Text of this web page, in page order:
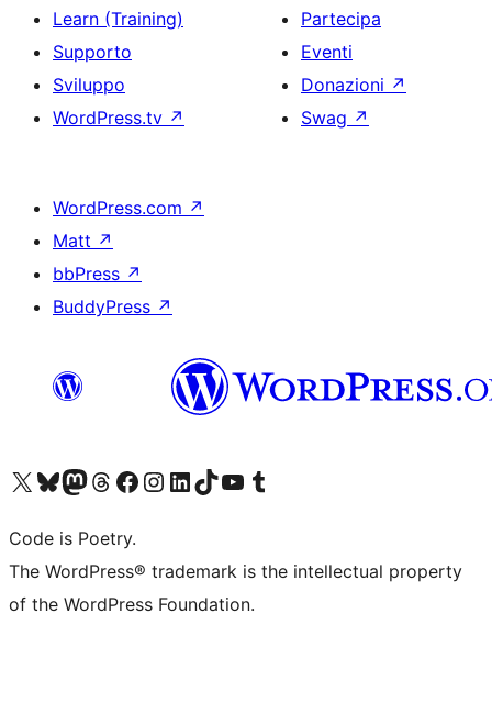
Learn (Training)
Supporto
Sviluppo
WordPress.tv ↗
Partecipa
Eventi
Donazioni ↗
Swag ↗
WordPress.com ↗
Matt ↗
bbPress ↗
BuddyPress ↗
Visita il nostro account X (ex Twitter)
Visita il nostro account Bluesky
Visita il nostro account Mastodon
Visita il nostro account Threads
Visita la nostra pagina Facebook
Visita il nostro account Instagram
Visita il nostro account LinkedIn
Visita il nostro account TikTok
Visita il nostro canale YouTube
Visita il nostro account Tumblr
Code is Poetry.
The WordPress® trademark is the intellectual property
of the WordPress Foundation.